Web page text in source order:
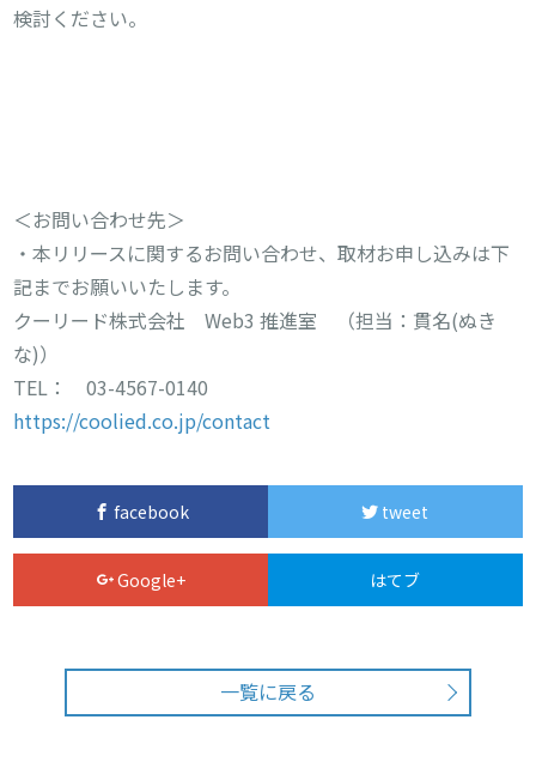
検討ください。
＜お問い合わせ先＞
・本リリースに関するお問い合わせ、取材お申し込みは下
記までお願いいたします。
クーリード株式会社 Web3 推進室 （担当：貫名(ぬき
な)）
TEL： 03-4567-0140
https://coolied.co.jp/contact
facebook tweet
Google+ はてブ
一覧に戻る